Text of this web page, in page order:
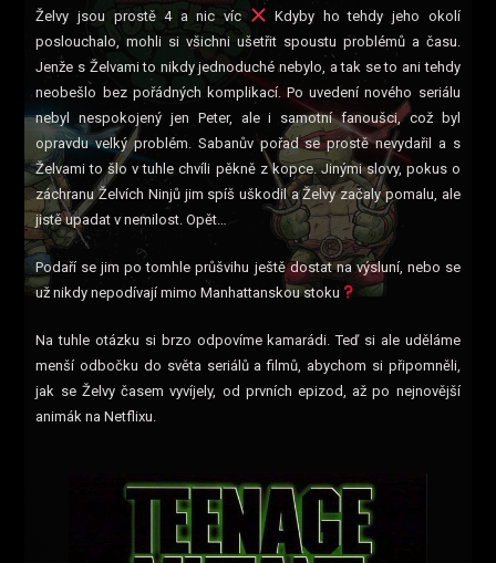
Želvy jsou prostě 4 a nic víc
Kdyby ho tehdy jeho okolí
poslouchalo, mohli si všichni ušetřit spoustu problémů a času.
Jenže s Želvami to nikdy jednoduché nebylo, a tak se to ani tehdy
neobešlo bez pořádných komplikací. Po uvedení nového seriálu
nebyl nespokojený jen Peter, ale i samotní fanoušci, což byl
opravdu velký problém. Sabanův pořad se prostě nevydařil a s
Želvami to šlo v tuhle chvíli pěkně z kopce. Jinými slovy, pokus o
záchranu Želvích Ninjů jim spíš uškodil a Želvy začaly pomalu, ale
jistě upadat v nemilost. Opět…
Podaří se jim po tomhle průšvihu ještě dostat na výsluní, nebo se
už nikdy nepodívají mimo Manhattanskou stoku
Na tuhle otázku si brzo odpovíme kamarádi. Teď si ale uděláme
menší odbočku do světa seriálů a filmů, abychom si připomněli,
jak se Želvy časem vyvíjely, od prvních epizod, až po nejnovější
animák na Netflixu.